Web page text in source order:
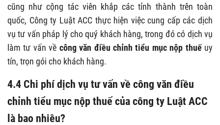
cũng như cộng tác viên khắp các tỉnh thành trên toàn
quốc, Công ty Luật ACC thực hiện việc cung cấp các dịch
vụ tư vấn pháp lý cho quý khách hàng, trong đó có dịch vụ
làm tư vấn về công văn điều chỉnh tiểu mục nộp thuếuy
tín, trọn gói cho khách hàng.
4.4 Chi phí dịch vụ tư vấn về công văn điều
chỉnh tiểu mục nộp thuếcủa công ty Luật ACC
là bao nhiêu?